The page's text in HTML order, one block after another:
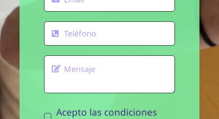
Blog
Acepto las condiciones